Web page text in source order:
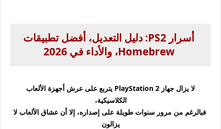
أسرار PS2: دليل التعديل، أفضل تطبيقات
Homebrew، والأداء في 2026
لا يزال جهاز PlayStation 2 يتربع على عرش أجهزة الألعاب
الكلاسيكية،
فبالرغم من مرور سنوات طويلة على إصداره، إلا أن عشاق الألعاب لا
يزالون